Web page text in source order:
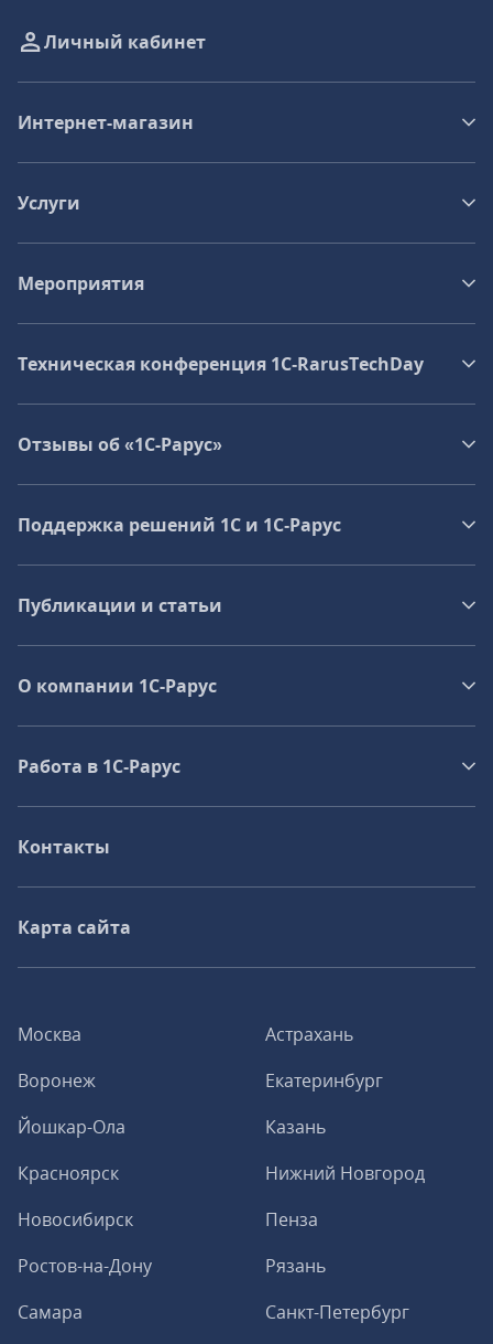
Москва
Астрахань
Воронеж
Екатеринбург
Йошкар-Ола
Казань
Красноярск
Нижний Новгород
Новосибирск
Пенза
Ростов-на-Дону
Рязань
Самара
Санкт-Петербург
Личный кабинет
Интернет-магазин
Услуги
Мероприятия
Техническая конференция 1C‑RarusTechDay
Отзывы об «1С-Рарус»
Поддержка решений 1С и 1С‑Рарус
Публикации и статьи
О компании 1C-Рарус
Работа в 1С‑Рарус
Контакты
Карта сайта